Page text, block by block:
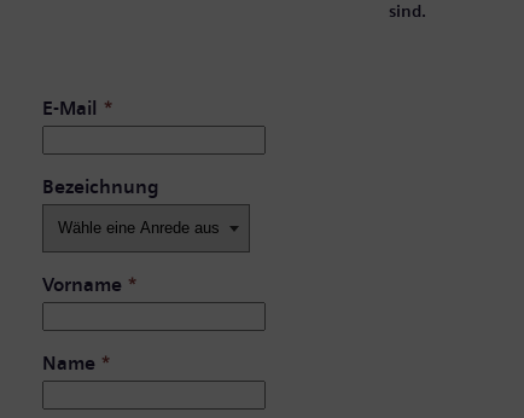
sind.
E-Mail *
Bezeichnung
Vorname *
Name *